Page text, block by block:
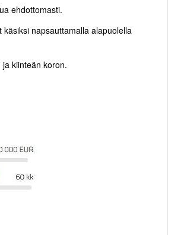
ehdottomasti.
napsauttamalla alapuolella
kiinteän koron.